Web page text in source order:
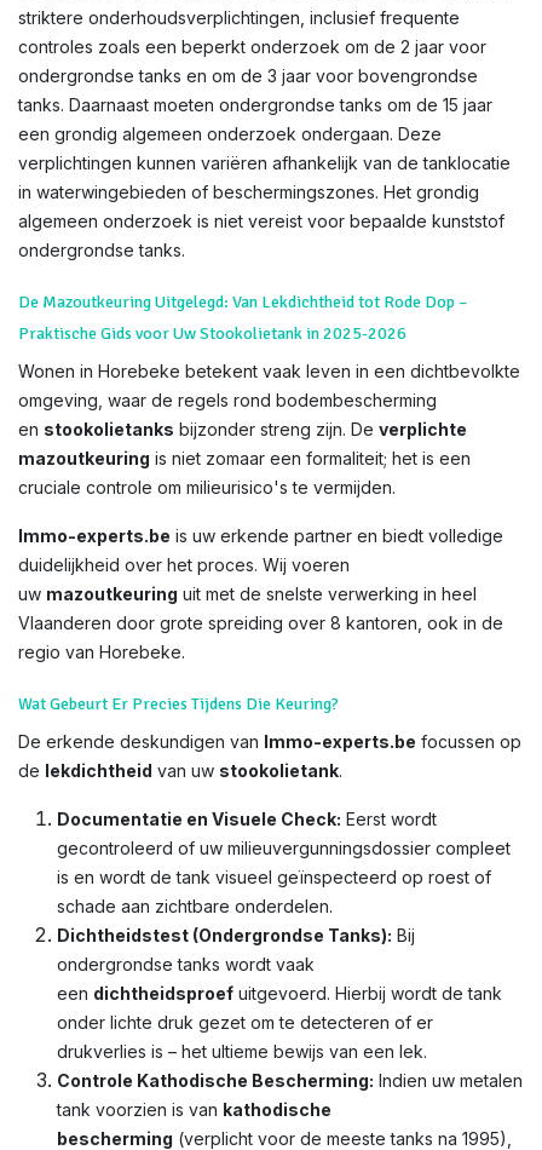
striktere onderhoudsverplichtingen, inclusief frequente
controles zoals een beperkt onderzoek om de 2 jaar voor
ondergrondse tanks en om de 3 jaar voor bovengrondse
tanks. Daarnaast moeten ondergrondse tanks om de 15 jaar
een grondig algemeen onderzoek ondergaan. Deze
verplichtingen kunnen variëren afhankelijk van de tanklocatie
in waterwingebieden of beschermingszones. Het grondig
algemeen onderzoek is niet vereist voor bepaalde kunststof
ondergrondse tanks.
De Mazoutkeuring Uitgelegd: Van Lekdichtheid tot Rode Dop –
Praktische Gids voor Uw Stookolietank in 2025-2026
Wonen in Horebeke betekent vaak leven in een dichtbevolkte
omgeving, waar de regels rond bodembescherming
en stookolietanks bijzonder streng zijn. De verplichte
mazoutkeuring is niet zomaar een formaliteit; het is een
cruciale controle om milieurisico's te vermijden.
Immo-experts.be is uw erkende partner en biedt volledige
duidelijkheid over het proces. Wij voeren
uw mazoutkeuring uit met de snelste verwerking in heel
Vlaanderen door grote spreiding over 8 kantoren, ook in de
regio van Horebeke.
Wat Gebeurt Er Precies Tijdens Die Keuring?
De erkende deskundigen van Immo-experts.be focussen op
de lekdichtheid van uw stookolietank.
Documentatie en Visuele Check: Eerst wordt
gecontroleerd of uw milieuvergunningsdossier compleet
is en wordt de tank visueel geïnspecteerd op roest of
schade aan zichtbare onderdelen.
Dichtheidstest (Ondergrondse Tanks): Bij
ondergrondse tanks wordt vaak
een dichtheidsproef uitgevoerd. Hierbij wordt de tank
onder lichte druk gezet om te detecteren of er
drukverlies is – het ultieme bewijs van een lek.
Controle Kathodische Bescherming: Indien uw metalen
tank voorzien is van kathodische
bescherming (verplicht voor de meeste tanks na 1995),